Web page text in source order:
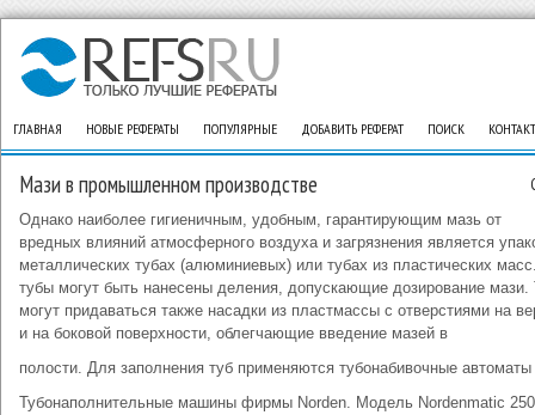
ГЛАВНАЯ НОВЫЕ РЕФЕРАТЫ ПОПУЛЯРНЫЕ ДОБАВИТЬ РЕФЕРАТ ПОИСК
Мази в промышленном производстве
Однако наиболее гигиеничным, удобным, гарантирующим мазь от
вредных влияний атмосферного воздуха и загрязнения является
металлических тубах (алюминиевых) или тубах из пластических
тубы могут быть нанесены деления, допускающие дозирование мази.
могут придаваться также насадки из пластмассы с отверстиями на
и на боковой поверхности, облегчающие введение мазей в
полости. Для заполнения туб применяются тубонабивочные
Тубонаполнительные машины фирмы Norden. Модель Nordenmatic 250